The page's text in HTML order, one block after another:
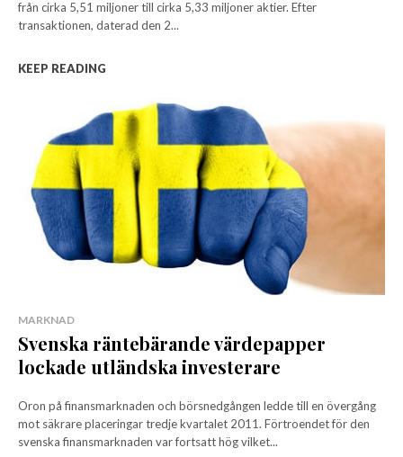
från cirka 5,51 miljoner till cirka 5,33 miljoner aktier. Efter
transaktionen, daterad den 2...
KEEP READING
MARKNAD
Svenska räntebärande värdepapper
lockade utländska investerare
Oron på finansmarknaden och börsnedgången ledde till en övergång
mot säkrare placeringar tredje kvartalet 2011. Förtroendet för den
svenska finansmarknaden var fortsatt hög vilket...